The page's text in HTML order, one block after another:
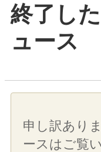
終了し
ュース
申し訳あり
ースはご覧